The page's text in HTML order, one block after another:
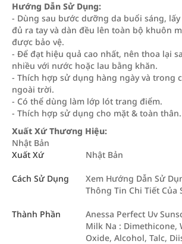
Hướng Dẫn Sử Dụng:
- Dùng sau bước dưỡng da buổi sáng,
đủ ra tay và dàn đều lên toàn bộ khuôn
được bảo vệ.
- Để đạt hiệu quả cao nhất, nên thoa lại
nhiều với nước hoặc lau bằng khăn.
- Thích hợp sử dụng hàng ngày và trong
ngoài trời.
- Có thể dùng làm lớp lót trang điểm.
- Thích hợp sử dụng cho mặt & toàn thân.
Xuất Xứ Thương Hiệu:
Nhật Bản
Xuất Xứ
Nhật Bản
Cách Sử Dụng
Xem Hướng Dẫn Sử
Thông Tin Chi Tiết Của
Thành Phần
Anessa Perfect Uv
Milk Na : Dimethicone,
Oxide, Alcohol, Talc,